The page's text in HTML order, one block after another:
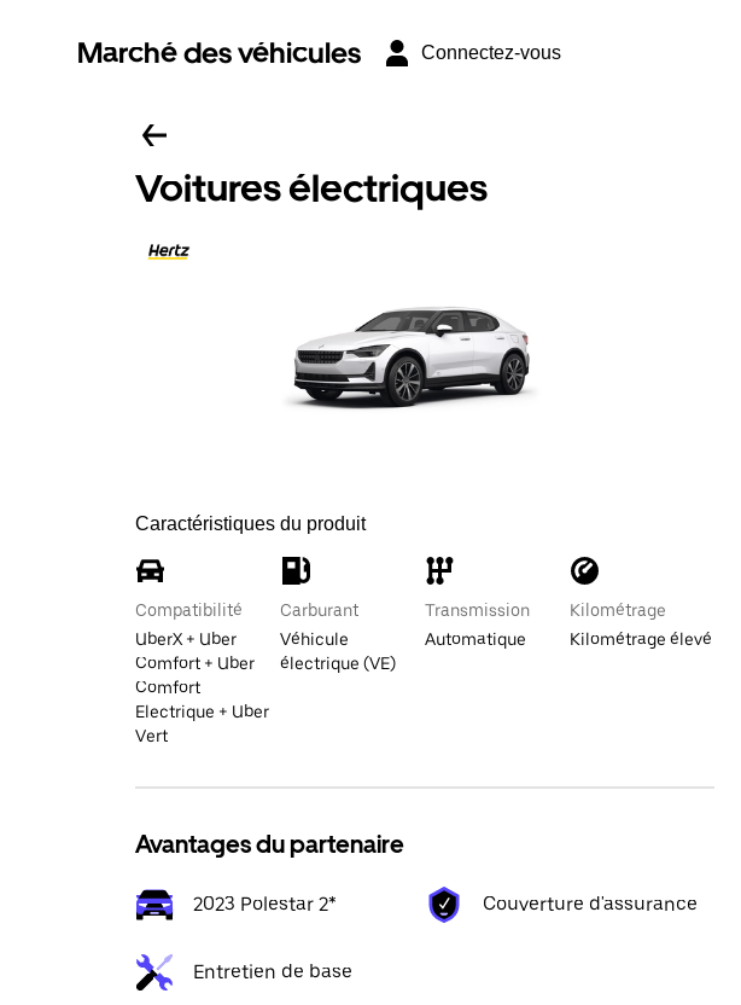
Marché des véhicules Connectez-vous
Voitures électriques
Caractéristiques du produit
Compatibilité
UberX + Uber
Comfort + Uber
Comfort
Electrique + Uber
Vert
Carburant
Véhicule
électrique (VE)
Transmission
Automatique
Kilométrage
Kilométrage élevé
Avantages du partenaire
2023 Polestar 2* Couverture d'assurance
Entretien de base